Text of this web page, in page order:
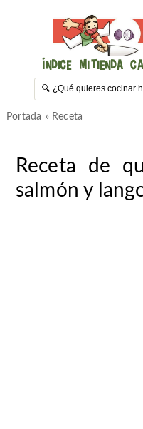
Índice Mi Tienda
Portada » Receta
Receta de
salmón y